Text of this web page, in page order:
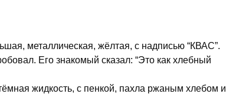
металлическая, жёлтая, с надписью “КВАС”.
Его знакомый сказал: “Это как хлебный
жидкость, с пенкой, пахла ржаным хлебом и